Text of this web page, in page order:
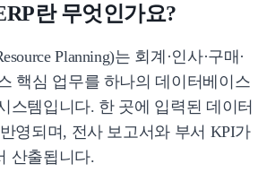
란 무엇인가요?
Planning)는 회계·인사·구매·
핵심 업무를 하나의 데이터베이스
스템입니다. 한 곳에 입력된 데이터
영되며, 전사 보고서와 부서 KPI가
산출됩니다.